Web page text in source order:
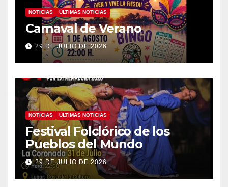
NOTICIAS ÚLTIMAS NOTICIAS
Carnaval de Verano
29 DE JULIO DE 2026
NOTICIAS ÚLTIMAS NOTICIAS
Festival Folclórico de los
Pueblos del Mundo
29 DE JULIO DE 2026